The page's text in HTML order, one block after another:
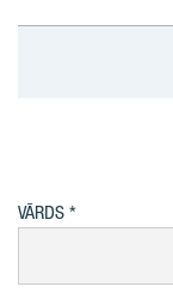
VĀRDS